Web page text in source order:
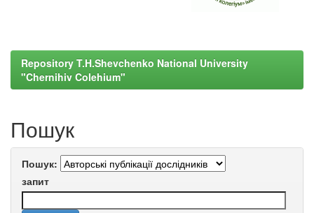
Repository T.H.Shevchenko National University
"Chernihiv Colehium"
Пошук
Пошук:
запит